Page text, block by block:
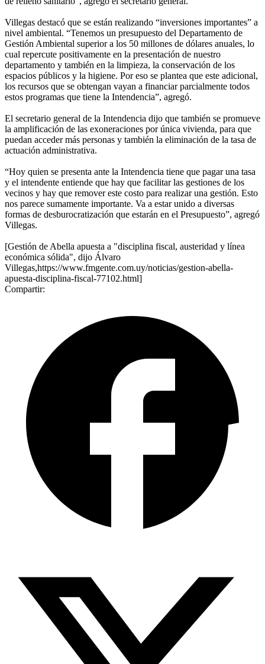
Villegas destacó que se están realizando “inversiones importantes” a
nivel ambiental. “Tenemos un presupuesto del Departamento de
Gestión Ambiental superior a los 50 millones de dólares anuales, lo
cual repercute positivamente en la presentación de nuestro
departamento y también en la limpieza, la conservación de los
espacios públicos y la higiene. Por eso se plantea que este adicional,
los recursos que se obtengan vayan a financiar parcialmente todos
estos programas que tiene la Intendencia”, agregó.
El secretario general de la Intendencia dijo que también se promueve
la amplificación de las exoneraciones por única vivienda, para que
puedan acceder más personas y también la eliminación de la tasa de
actuación administrativa.
“Hoy quien se presenta ante la Intendencia tiene que pagar una tasa
y el intendente entiende que hay que facilitar las gestiones de los
vecinos y hay que remover este costo para realizar una gestión. Esto
nos parece sumamente importante. Va a estar unido a diversas
formas de desburocratización que estarán en el Presupuesto”, agregó
Villegas.
[Gestión de Abella apuesta a "disciplina fiscal, austeridad y línea
económica sólida", dijo Álvaro
Villegas,https://www.fmgente.com.uy/noticias/gestion-abella-
apuesta-disciplina-fiscal-77102.html]
Compartir: